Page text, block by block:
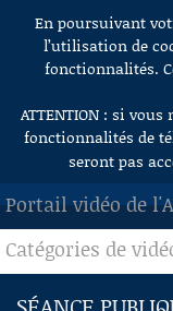
Aller au contenu
En poursuivant
l’utilisation de
fonctionnalités.
ATTENTION : si
fonctionnalités de
seront pas
Portail vidéo de
ACCUEIL
EN DIRECT
Catégories de